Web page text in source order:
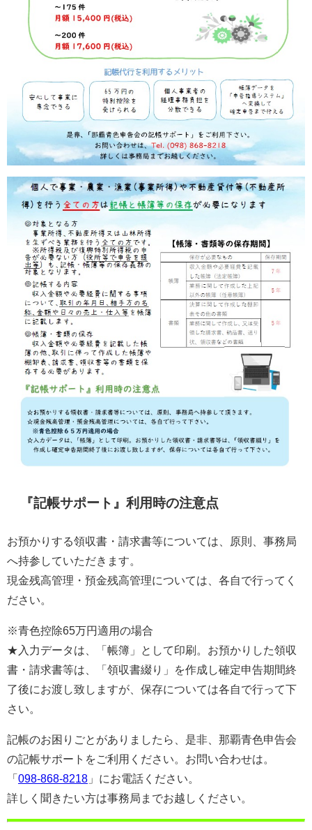
『記帳サポート』利用時の注意点
お預かりする領収書・請求書等については、原則、事務局
へ持参していただきます。
現金残高管理・預金残高管理については、各自で行ってく
ださい。
※青色控除65万円適用の場合
★入力データは、「帳簿」として印刷。お預かりした領収
書・請求書等は、「領収書綴り」を作成し確定申告期間終
了後にお渡し致しますが、保存については各自で行って下
さい。
記帳のお困りごとがありましたら、是非、那覇青色申告会
の記帳サポートをご利用ください。お問い合わせは。
「 098-868-8218 」にお電話ください。
詳しく聞きたい方は事務局までお越しください。